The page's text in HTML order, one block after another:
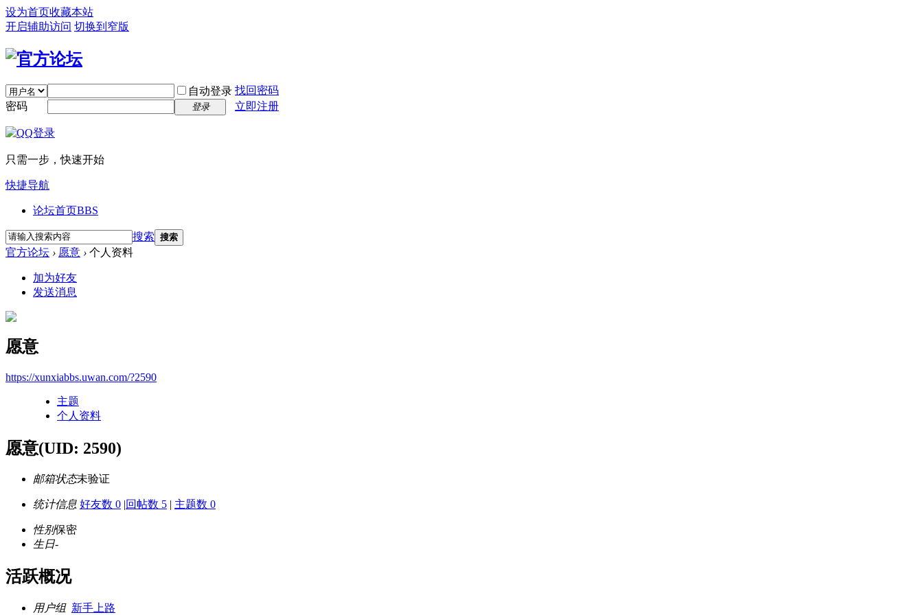
设为首页收藏本站
开启辅助访问 切换到窄版
自动登录 找回密码
密码
登录 立即注册
只需一步，快速开始
快捷导航
论坛首页BBS
搜索 搜索
官方论坛 › 愿意 › 个人资料
加为好友
发送消息
愿意
https://xunxiabbs.uwan.com/?2590
主题
个人资料
愿意(UID: 2590)
邮箱状态未验证
统计信息 好友数 0 |回帖数 5 | 主题数 0
性别保密
生日-
活跃概况
用户组 新手上路